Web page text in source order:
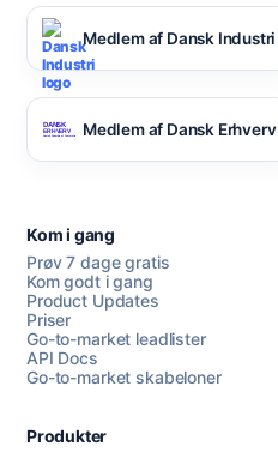
Medlem af Dansk Industri
Medlem af Dansk Erhverv
Kom i gang
Prøv 7 dage gratis
Kom godt i gang
Product Updates
Priser
Go-to-market leadlister
API Docs
Go-to-market skabeloner
Produkter